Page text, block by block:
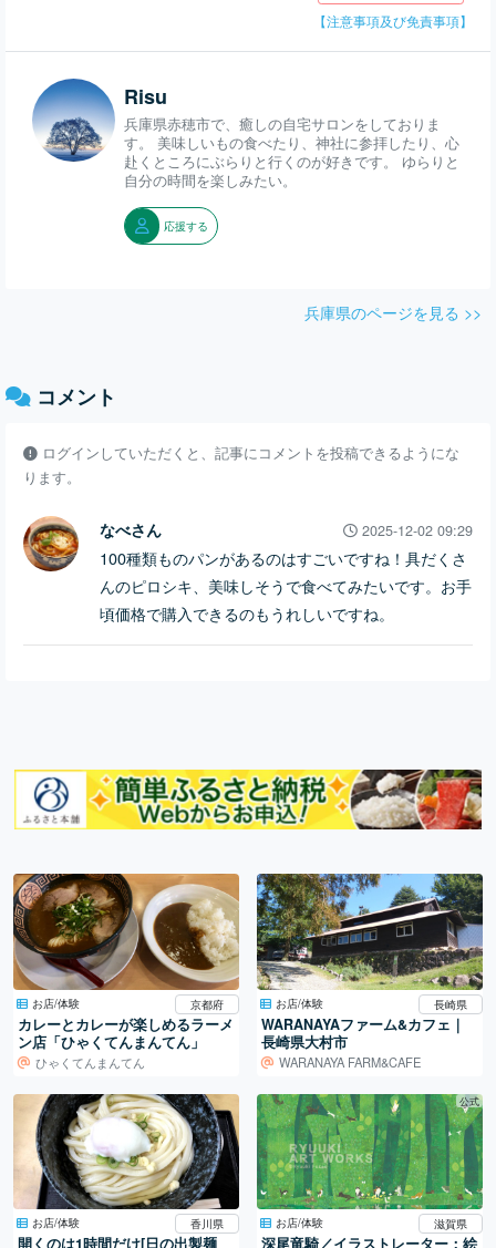
【注意事項及び免責事項】
Risu
兵庫県赤穂市で、癒しの自宅サロンをしておりま
す。 美味しいもの食べたり、神社に参拝したり、心
赴くところにぶらりと行くのが好きです。 ゆらりと
自分の時間を楽しみたい。
応援する
兵庫県のページを見る >>
コメント
ログインしていただくと、記事にコメントを投稿できるようにな
ります。
なべさん 2025-12-02 09:29
100種類ものパンがあるのはすごいですね！具だくさ
んのピロシキ、美味しそうで食べてみたいです。お手
頃価格で購入できるのもうれしいですね。
お店/体験 京都府
カレーとカレーが楽しめるラーメ
ン店「ひゃくてんまんてん」
ひゃくてんまんてん
お店/体験 長崎県
WARANAYAファーム&カフェ｜
長崎県大村市
WARANAYA FARM&CAFE
お店/体験 香川県
開くのは1時間だけ[日の出製麺
公式
お店/体験 滋賀県
深尾竜騎／イラストレーター：絵